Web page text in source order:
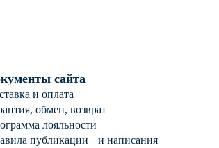
сайта
и оплата
обмен, возврат
лояльности
публикации и написания